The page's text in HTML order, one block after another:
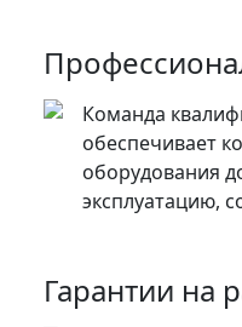
Команда
обеспечивает
оборудования
эксплуатацию,
Гарантии на